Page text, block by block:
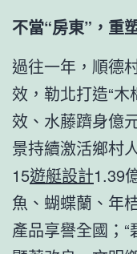
不當“房東”，重
過往一年，順德
效，勒北打造“
效、水藤躋身億
景持續激活鄉村
15遊艇設計1.39
魚、蝴蝶蘭、年
產品享譽全國；